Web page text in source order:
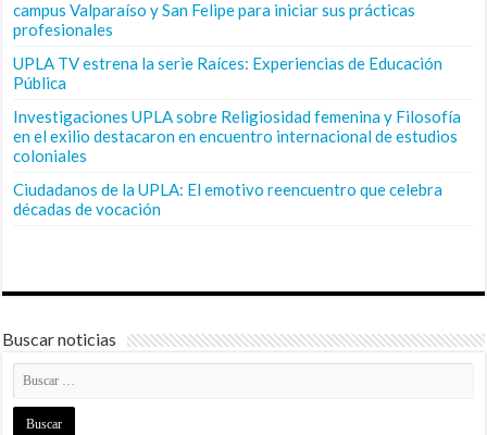
campus Valparaíso y San Felipe para iniciar sus prácticas
profesionales
UPLA TV estrena la serie Raíces: Experiencias de Educación
Pública
Investigaciones UPLA sobre Religiosidad femenina y Filosofía
en el exilio destacaron en encuentro internacional de estudios
coloniales
Ciudadanos de la UPLA: El emotivo reencuentro que celebra
décadas de vocación
Buscar noticias